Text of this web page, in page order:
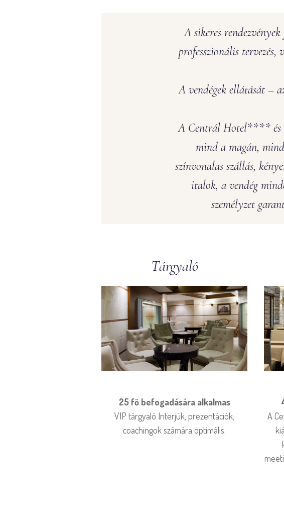
A sikeres
professzionális
A vendégek ellátását –
A Centrál Hotel**** és
mind a magán,
színvonalas szállás,
italok, a vendég
személyzet
Tárgyaló
25 fő befogadására alkalmas
VIP tárgyaló Interjúk, prezentációk,
coachingok számára optimális.
A